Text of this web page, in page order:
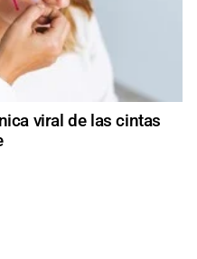
viral de las cintas